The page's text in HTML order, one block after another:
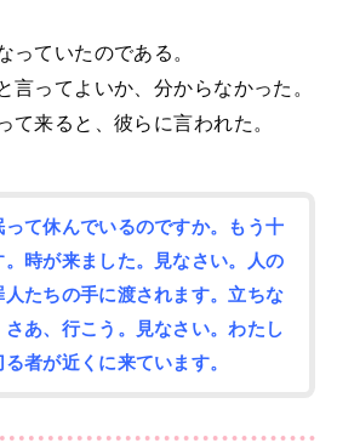
っていたのである。
言ってよいか、分からなかった。
て来ると、彼らに言われた。
って休んでいるのですか。もう十
。時が来ました。見なさい。人の
人たちの手に渡されます。立ちな
さあ、行こう。見なさい。わたし
る者が近くに来ています。